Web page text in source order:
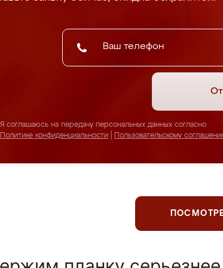
Я соглашаюсь на передачу персональных данных согласно
Политике конфиденциальности
Пользовательскому